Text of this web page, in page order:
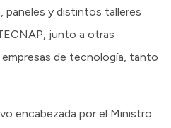
paneles y distintos talleres
junto a otras
de tecnología, tanto
encabezada por el Ministro